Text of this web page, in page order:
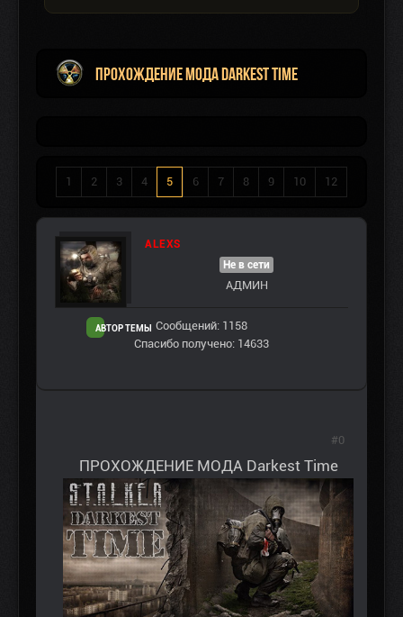
Прохождение мода Darkest Time
1 2 3 4 5 6 7 8 9 10 12
ALEXS
АВТОР ТЕМЫ
Не в сети
АДМИН
Сообщений: 1158
Спасибо получено: 14633
ПРОХОЖДЕНИЕ МОДА Darkest Time
#0